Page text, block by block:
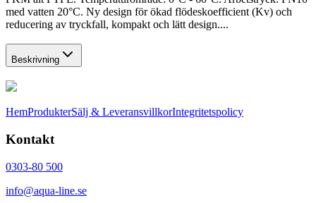
med vatten 20°C. Ny design för ökad flödeskoefficient (Kv) och
reducering av tryckfall, kompakt och lätt design....
Beskrivning
HemProdukterSälj & LeveransvillkorIntegritetspolicy
Kontakt
0303-80 500
info@aqua-line.se